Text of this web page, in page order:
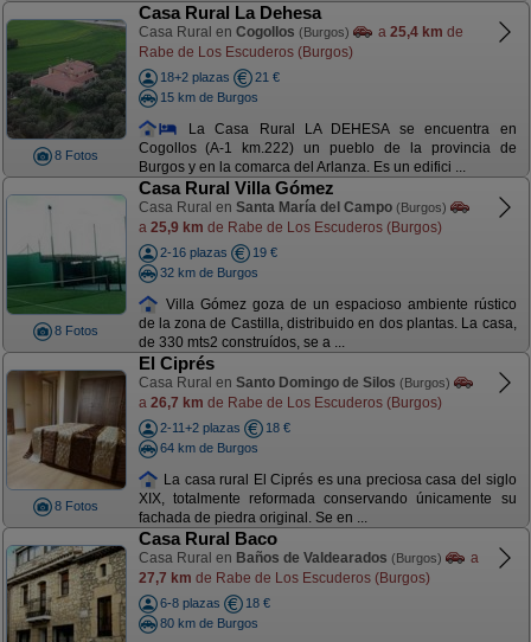
8 Fotos
Casa Rural La Dehesa
Casa Rural en Cogollos (Burgos) a 25,4 km de
Rabe de Los Escuderos (Burgos)
18+2 plazas
21 €
15 km de Burgos
La Casa Rural LA DEHESA se encuentra en
Cogollos (A-1 km.222) un pueblo de la provincia de
Burgos y en la comarca del Arlanza. Es un edifici ...
8 Fotos
Casa Rural Villa Gómez
Casa Rural en Santa María del Campo (Burgos)
a 25,9 km de Rabe de Los Escuderos (Burgos)
2-16 plazas
19 €
32 km de Burgos
Villa Gómez goza de un espacioso ambiente rústico
de la zona de Castilla, distribuido en dos plantas. La casa,
de 330 mts2 construídos, se a ...
8 Fotos
El Ciprés
Casa Rural en Santo Domingo de Silos (Burgos)
a 26,7 km de Rabe de Los Escuderos (Burgos)
2-11+2 plazas
18 €
64 km de Burgos
La casa rural El Ciprés es una preciosa casa del siglo
XIX, totalmente reformada conservando únicamente su
fachada de piedra original. Se en ...
Casa Rural Baco
Casa Rural en Baños de Valdearados (Burgos)
a
27,7 km de Rabe de Los Escuderos (Burgos)
6-8 plazas
18 €
80 km de Burgos